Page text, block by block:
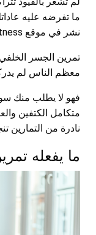
ما تفرضه عليه
نشر في موقع Men's Fitness.
تمرين الجسر
معظم الناس لم
فهو لا يطلب منك
متكامل الكتفين
نادرة من التمارين
ما يفعله